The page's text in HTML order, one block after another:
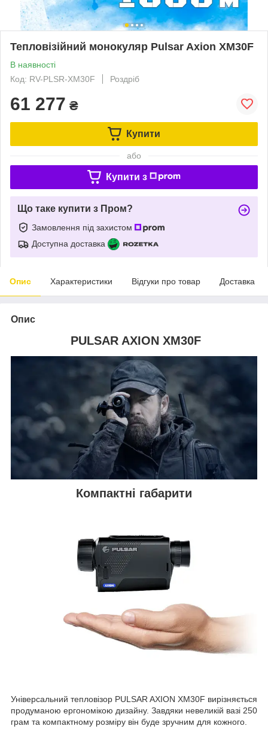
Тепловізійний монокуляр Pulsar Axion XM30F
В наявності
Код: RV-PLSR-XM30F
Роздріб
61 277 ₴
Купити
або
Купити з
Що таке купити з Пром?
Замовлення під захистом
Доступна доставка
Опис Характеристики Відгуки про товар Доставка
Опис
PULSAR AXION XM30F
Компактні габарити
Універсальний тепловізор PULSAR AXION XM30F вирізняється
продуманою ергономікою дизайну. Завдяки невеликій вазі 250
грам та компактному розміру він буде зручним для кожного.